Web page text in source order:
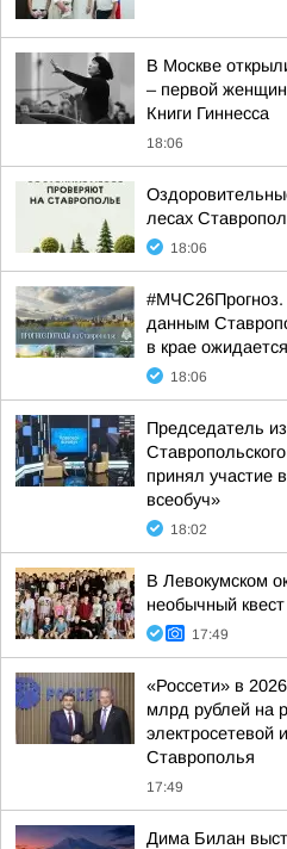
В Москве
– первой
Книги Гиннесса
18:06
лесах
18:06
данным
в крае
18:06
Председатель
принял участие
всеобуч»
18:02
В Левокумском
необычный
17:49
«Россети» в
млрд рублей на
электросетевой
Ставрополья
17:49
Дима Билан